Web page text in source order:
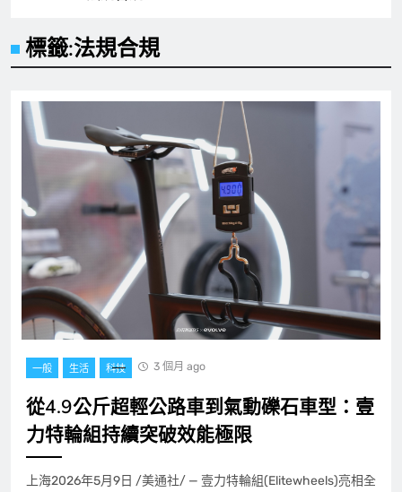
標籤:法規合規
一般 生活 科技 3 個月 ago
從4.9公斤超輕公路車到氣動礫石車型：壹
力特輪組持續突破效能極限
上海2026年5月9日 /美通社/ — 壹力特輪組(Elitewheels)亮相全